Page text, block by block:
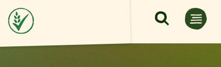
Pasar al contenido principal